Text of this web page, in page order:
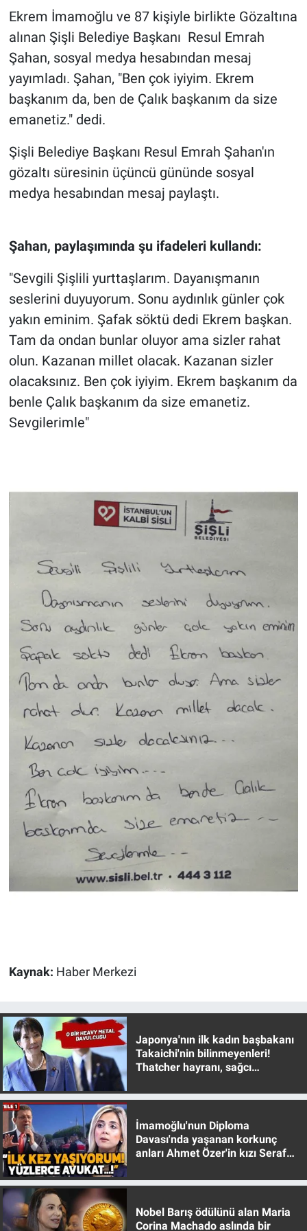
Ekrem İmamoğlu ve 87 kişiyle birlikte Gözaltına
alınan Şişli Belediye Başkanı Resul Emrah
Şahan, sosyal medya hesabından mesaj
yayımladı. Şahan, "Ben çok iyiyim. Ekrem
başkanım da, ben de Çalık başkanım da size
emanetiz." dedi.
Şişli Belediye Başkanı Resul Emrah Şahan'ın
gözaltı süresinin üçüncü gününde sosyal
medya hesabından mesaj paylaştı.
Şahan, paylaşımında şu ifadeleri kullandı:
"Sevgili Şişlili yurttaşlarım. Dayanışmanın
seslerini duyuyorum. Sonu aydınlık günler çok
yakın eminim. Şafak söktü dedi Ekrem başkan.
Tam da ondan bunlar oluyor ama sizler rahat
olun. Kazanan millet olacak. Kazanan sizler
olacaksınız. Ben çok iyiyim. Ekrem başkanım da
benle Çalık başkanım da size emanetiz.
Sevgilerimle"
Kaynak: Haber Merkezi
Japonya'nın ilk kadın başbakanı
Takaichi'nin bilinmeyenleri!
Thatcher hayranı, sağcı
İmamoğlu'nun Diploma
Davası'nda yaşanan korkunç
anları Ahmet Özer'in kızı Seraf
Nobel Barış ödülünü alan Maria
Corina Machado aslında bir
Gündem Özel
Günün görüntüsü
Haber
Kimdir
Kültür Sanat
Ne demişti
Nedir
Popüler
Programlar
Sağlık
Türkiye'nin Geleceği
Türkiye'nin Gündemi
Yerel Gündem
Yerel Yaşam
Canlı Yayın